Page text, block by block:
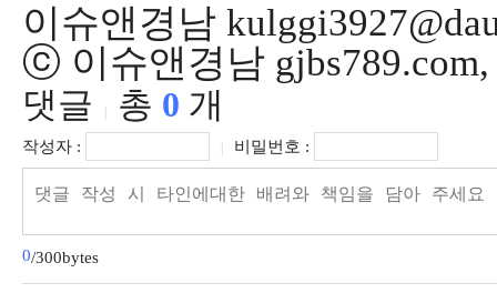
이슈앤경남
ⓒ 이슈앤경남
댓글 총 0 개
작성자 : 비밀번호 :
0/300bytes